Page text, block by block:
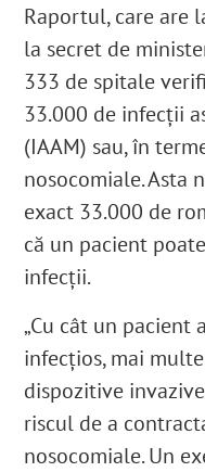
Raportul, care are
la secret de
333 de spitale
33.000 de infecții
(IAAM) sau, în
nosocomiale. Asta
exact 33.000 de
că un pacient
infecții.
„Cu cât un
infecțios, mai
dispozitive
riscul de a
nosocomiale. Un